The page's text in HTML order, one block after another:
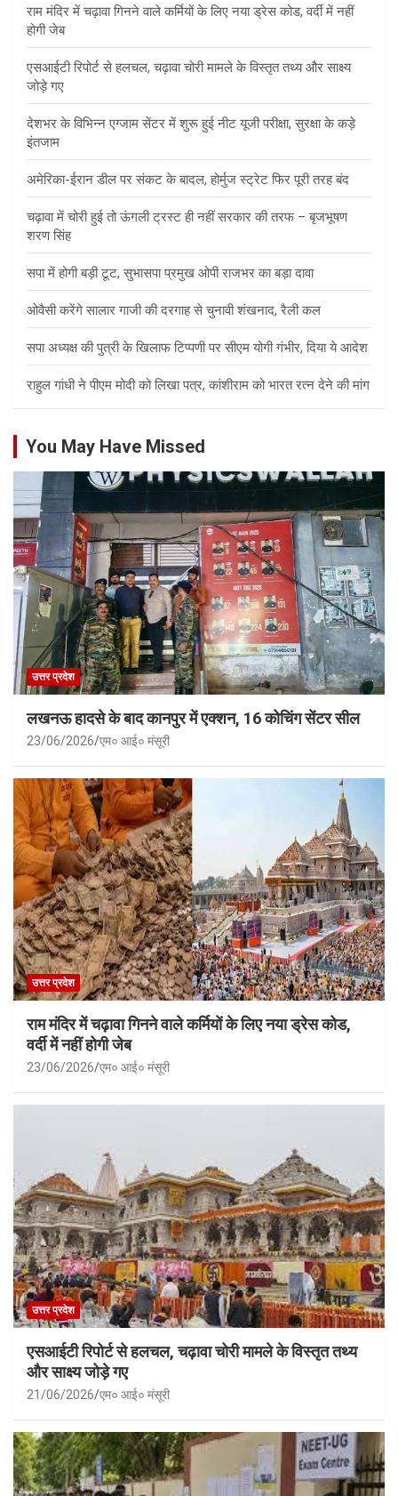
राम मंदिर में चढ़ावा गिनने वाले कर्मियों के लिए नया ड्रेस कोड, वर्दी में नहीं
होगी जेब
एसआईटी रिपोर्ट से हलचल, चढ़ावा चोरी मामले के विस्तृत तथ्य और साक्ष्य
जोड़े गए
देशभर के विभिन्न एग्जाम सेंटर में शुरू हुई नीट यूजी परीक्षा, सुरक्षा के कड़े
इंतजाम
अमेरिका-ईरान डील पर संकट के बादल, होर्मुज स्ट्रेट फिर पूरी तरह बंद
चढ़ावा में चोरी हुई तो ऊंगली ट्रस्ट ही नहीं सरकार की तरफ – बृजभूषण
शरण सिंह
सपा में होगी बड़ी टूट, सुभासपा प्रमुख ओपी राजभर का बड़ा दावा
ओवैसी करेंगे सालार गाजी की दरगाह से चुनावी शंखनाद, रैली कल
सपा अध्यक्ष की पुत्री के खिलाफ टिप्पणी पर सीएम योगी गंभीर, दिया ये आदेश
राहुल गांधी ने पीएम मोदी को लिखा पत्र, कांशीराम को भारत रत्न देने की मांग
You May Have Missed
उत्तर प्रदेश
लखनऊ हादसे के बाद कानपुर में एक्शन, 16 कोचिंग सेंटर सील
23/06/2026 एम० आई० मंसूरी
उत्तर प्रदेश
राम मंदिर में चढ़ावा गिनने वाले कर्मियों के लिए नया ड्रेस कोड,
वर्दी में नहीं होगी जेब
23/06/2026 एम० आई० मंसूरी
उत्तर प्रदेश
एसआईटी रिपोर्ट से हलचल, चढ़ावा चोरी मामले के विस्तृत तथ्य
और साक्ष्य जोड़े गए
21/06/2026 एम० आई० मंसूरी